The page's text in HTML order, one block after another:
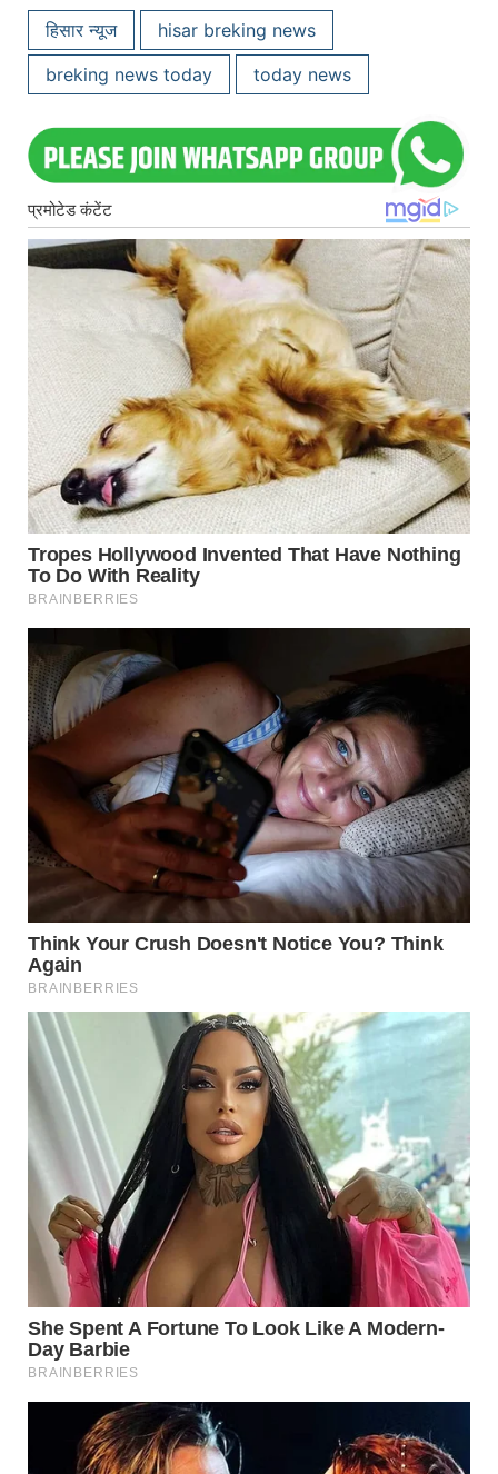
हिसार न्यूज
hisar breking news
breking news today
today news